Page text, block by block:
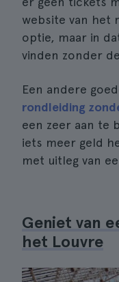
website van het
optie, maar in
vinden zonder
Een andere
rondleiding
een zeer aan te
iets meer geld
met uitleg van
Geniet van
het Louvre